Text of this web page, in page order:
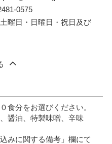
0575
曜日・日曜日・祝日及び
食分をお選びください。
、醤油、特製味噌、辛味
みに関する備考」欄にて